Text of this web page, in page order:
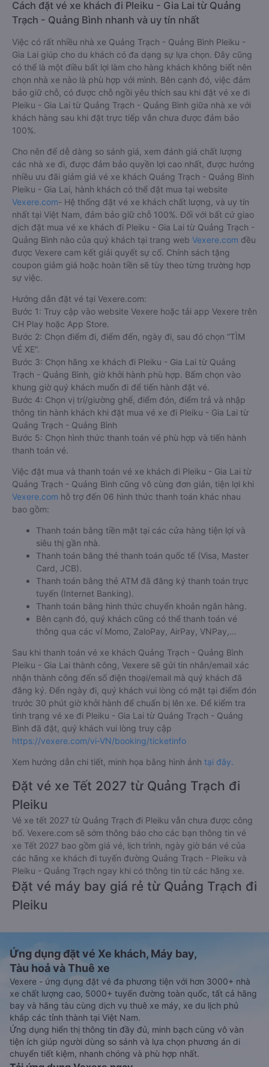
Tân Quang Dũng 05:12 - 11:02
Bến xe Ba Đồn, 69
Đồn
Cách đặt vé xe khách đi Pleiku - Gia Lai từ Quảng
Trạch - Quảng Bình nhanh và uy tín nhất
Việc có rất nhiều nhà xe Quảng Trạch - Quảng Bình Pleiku -
Gia Lai giúp cho du khách có đa dạng sự lựa chọn. Đây cũng
có thể là một điều bất lợi làm cho hàng khách không biết nên
chọn nhà xe nào là phù hợp với mình. Bên cạnh đó, việc đảm
bảo giữ chỗ, có được chỗ ngồi yêu thích sau khi đặt vé xe đi
Pleiku - Gia Lai từ Quảng Trạch - Quảng Bình giữa nhà xe với
khách hàng sau khi đặt trực tiếp vẫn chưa được đảm bảo
100%.
Cho nên để dễ dàng so sánh giá, xem đánh giá chất lượng
các nhà xe đi, được đảm bảo quyền lợi cao nhất, được hưởng
nhiều ưu đãi giảm giá vé xe khách Quảng Trạch - Quảng Bình
Pleiku - Gia Lai, hành khách có thể đặt mua tại website
Vexere.com - Hệ thống đặt vé xe khách chất lượng, và uy tín
nhất tại Việt Nam, đảm bảo giữ chỗ 100%. Đối với bất cứ giao
dịch đặt mua vé xe khách đi Pleiku - Gia Lai từ Quảng Trạch -
Quảng Bình nào của quý khách tại trang web
được Vexere cam kết giải quyết sự cố. Chính sách tặng
coupon giảm giá hoặc hoàn tiền sẽ tùy theo từng trường hợp
sự việc.
Hướng dẫn đặt vé tại Vexere.com:
Bước 1: Truy cập vào website Vexere hoặc tải app Vexere trên
CH Play hoặc App Store.
Bước 2: Chọn điểm đi, điểm đến, ngày đi, sau đó chọn “TÌM
VÉ XE”.
Bước 3: Chọn hãng xe khách đi Pleiku - Gia Lai từ Quảng
Trạch - Quảng Bình, giờ khởi hành phù hợp. Bấm chọn vào
khung giờ quý khách muốn đi để tiến hành đặt vé.
Bước 4: Chọn vị trí/giường ghế, điểm đón, điểm trả và nhập
thông tin hành khách khi đặt mua vé xe đi Pleiku - Gia Lai từ
Quảng Trạch - Quảng Bình
Bước 5: Chọn hình thức thanh toán vé phù hợp và tiến hành
thanh toán vé.
Việc đặt mua và thanh toán vé xe khách đi Pleiku - Gia Lai từ
Quảng Trạch - Quảng Bình cũng vô cùng đơn giản, tiện lợi khi
Vexere.comhỗ trợ đến 06 hình thức thanh toán khác nhau
bao gồm:
Thanh toán bằng tiền mặt tại các cửa hàng tiện lợi và
siêu thị gần nhà.
Thanh toán bằng thẻ thanh toán quốc tế (Visa, Master
Card, JCB).
Thanh toán bằng thẻ ATM đã đăng ký thanh toán trực
tuyến (Internet Banking).
Thanh toán bằng hình thức chuyển khoản ngân hàng.
Bên cạnh đó, quý khách cũng có thể thanh toán vé
thông qua các ví Momo, ZaloPay, AirPay, VNPay,…
Sau khi thanh toán vé xe khách Quảng Trạch - Quảng Bình
Pleiku - Gia Lai thành công, Vexere sẽ gửi tin nhắn/email xác
nhận thành công đến số điện thoại/email mà quý khách đã
đăng ký. Đến ngày đi, quý khách vui lòng có mặt tại điểm đón
trước 30 phút giờ khởi hành để chuẩn bị lên xe. Để kiểm tra
tình trạng vé xe đi Pleiku - Gia Lai từ Quảng Trạch - Quảng
https://vexere.com/vi-VN/booking/ticketinfo
Xem hướng dẫn chi tiết, minh họa bằng hình ảnh
Đặt vé xe Tết 2027 từ Quảng Trạch đi
Pleiku
Vé xe tết 2027 từ Quảng Trạch đi Pleiku vẫn chưa được công
bố. Vexere.com sẽ sớm thông báo cho các bạn thông tin vé
xe Tết 2027 bao gồm giá vé, lịch trình, ngày giờ bán vé của
các hãng xe khách đi tuyến đường Quảng Trạch - Pleiku và
Đặt vé máy bay giá rẻ từ Quảng Trạch đi
Pleiku
Ứng dụng đặt vé Xe khách, Máy bay,
Tàu hoả và Thuê xe
Vexere - ứng dụng đặt vé đa phương tiện với hơn 3000+ nhà
xe chất lượng cao, 5000+ tuyến đường toàn quốc, tất cả hãng
bay và hãng tàu cùng dịch vụ thuê xe máy, xe du lịch phủ
khắp các tỉnh thành tại Việt Nam.